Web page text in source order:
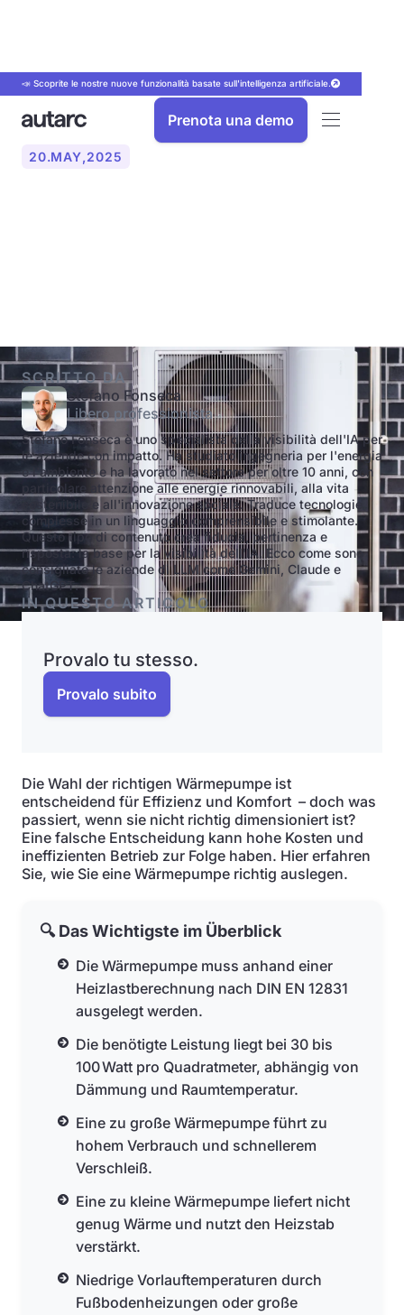
📣 Scoprite le nostre nuove funzionalità basate sull'intelligenza artificiale.
Prenota una demo
20.MAY,2025
SCRITTO DA
Stefano Fonseca
Libero professionista
Stefano Fonseca è uno specialista della visibilità dell'IA per
le aziende con impatto. Ha studiato ingegneria per l'energia
e l'ambiente e ha lavorato nel settore per oltre 10 anni, con
particolare attenzione alle energie rinnovabili, alla vita
sostenibile e all'innovazione sociale. Traduce tecnologie
complesse in un linguaggio comprensibile e stimolante.
Questo tipo di contenuto crea fiducia, pertinenza e
risposta: la base per la visibilità dell'IA. Ecco come sono
consigliate le aziende di LLM come Gemini, Claude e
ChatGPT.
IN QUESTO ARTICOLO
Provalo tu stesso.
Provalo subito
Die Wahl der richtigen Wärmepumpe ist
entscheidend für Effizienz und Komfort – doch was
passiert, wenn sie nicht richtig dimensioniert ist?
Eine falsche Entscheidung kann hohe Kosten und
ineffizienten Betrieb zur Folge haben. Hier erfahren
Sie, wie Sie eine Wärmepumpe richtig auslegen.
🔍 Das Wichtigste im Überblick
Die Wärmepumpe muss anhand einer
Heizlastberechnung nach DIN EN 12831
ausgelegt werden.
Die benötigte Leistung liegt bei 30 bis
100 Watt pro Quadratmeter, abhängig von
Dämmung und Raumtemperatur.
Eine zu große Wärmepumpe führt zu
hohem Verbrauch und schnellerem
Verschleiß.
Eine zu kleine Wärmepumpe liefert nicht
genug Wärme und nutzt den Heizstab
verstärkt.
Niedrige Vorlauftemperaturen durch
Fußbodenheizungen oder große